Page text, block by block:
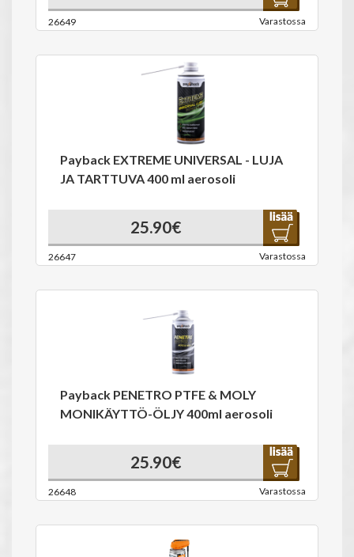
26649 Varastossa
Payback EXTREME UNIVERSAL - LUJA
JA TARTTUVA 400 ml aerosoli
25.90€
26647 Varastossa
Payback PENETRO PTFE & MOLY
MONIKÄYTTÖ-ÖLJY 400ml aerosoli
25.90€
26648 Varastossa